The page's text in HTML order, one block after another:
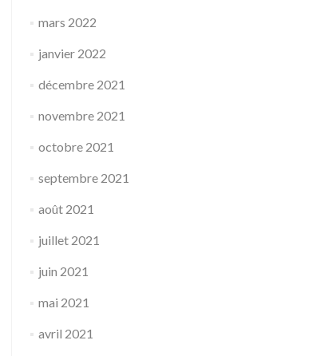
mars 2022
janvier 2022
décembre 2021
novembre 2021
octobre 2021
septembre 2021
août 2021
juillet 2021
juin 2021
mai 2021
avril 2021